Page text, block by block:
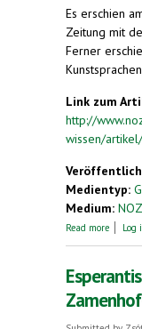
Es erschien
Zeitung mit
Ferner
Link zum
http://
wissen/
Medientyp:
Medium:
Read more about
Log